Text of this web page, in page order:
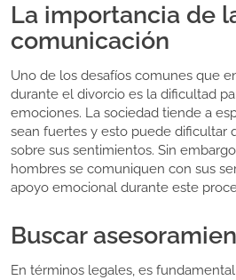
La importancia de
comunicación
Uno de los desafíos comunes que
durante el divorcio es la dificultad
emociones. La sociedad tiende a
sean fuertes y esto puede dificultar
sobre sus sentimientos. Sin
hombres se comuniquen con sus
apoyo emocional durante este
Buscar
En términos legales, es